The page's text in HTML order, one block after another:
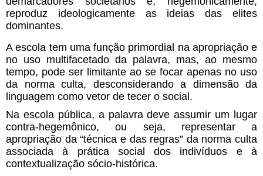
reproduz ideologicamente as ideias das elites
dominantes.
A escola tem uma função primordial na apropriação e
no uso multifacetado da palavra, mas, ao mesmo
tempo, pode ser limitante ao se focar apenas no uso
da norma culta, desconsiderando a dimensão da
linguagem como vetor de tecer o social.
Na escola pública, a palavra deve assumir um lugar
contra-hegemônico, ou seja, representar a
apropriação da “técnica e das regras” da norma culta
associada à prática social dos indivíduos e à
contextualização sócio-histórica.